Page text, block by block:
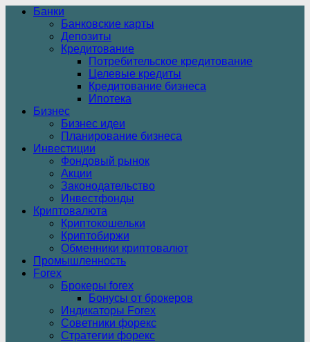
Банки
Банковские карты
Депозиты
Кредитование
Потребительское кредитование
Целевые кредиты
Кредитование бизнеса
Ипотека
Бизнес
Бизнес идеи
Планирование бизнеса
Инвестиции
Фондовый рынок
Акции
Законодательство
Инвестфонды
Криптовалюта
Криптокошельки
Криптобиржи
Обменники криптовалют
Промышленность
Forex
Брокеры forex
Бонусы от брокеров
Индикаторы Forex
Советники форекс
Стратегии форекс